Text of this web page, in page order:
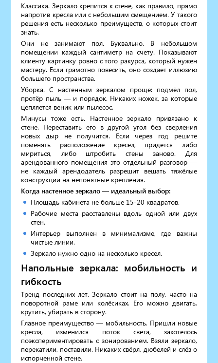
Классика. Зеркало крепится к стене, как правило, прямо
напротив кресла или с небольшим смещением. У такого
решения есть несколько преимуществ, о которых стоит
знать.
Они не занимают пол. Буквально. В небольшом
помещении каждый сантиметр на счету. Показывают
клиенту картинку ровно с того ракурса, который нужен
мастеру. Если грамотно повесить, оно создаёт иллюзию
большего пространства.
Уборка. С настенным зеркалом проще: подмёл пол,
протёр пыль — и порядок. Никаких ножек, за которые
цепляется веник или пылесос.
Минусы тоже есть. Настенное зеркало привязано к
стене. Переставить его в другой угол без сверления
новых дыр не получится. Если через год решите
поменять расположение кресел, придётся либо
мириться, либо штробить стены заново. Для
арендованного помещения это отдельный разговор —
не каждый арендодатель разрешит вешать тяжёлые
конструкции на непонятные крепления.
Когда настенное зеркало — идеальный выбор:
Площадь кабинета не больше 15-20 квадратов.
Рабочие места расставлены вдоль одной или двух
стен.
Интерьер выполнен в минимализме, где важны
чистые линии.
Зеркало нужно одно на несколько кресел.
Напольные зеркала: мобильность и
гибкость
Тренд последних лет. Зеркало стоит на полу, часто на
поворотной раме или колёсиках. Его можно двигать,
крутить, убирать в сторону.
Главное преимущество — мобильность. Пришли новые
кресла, изменился поток света, захотелось
поэкспериментировать с зонированием. Взяли зеркало,
перекатили, поставили. Никаких свёрл, дюбелей и слёз о
испорченной стене.